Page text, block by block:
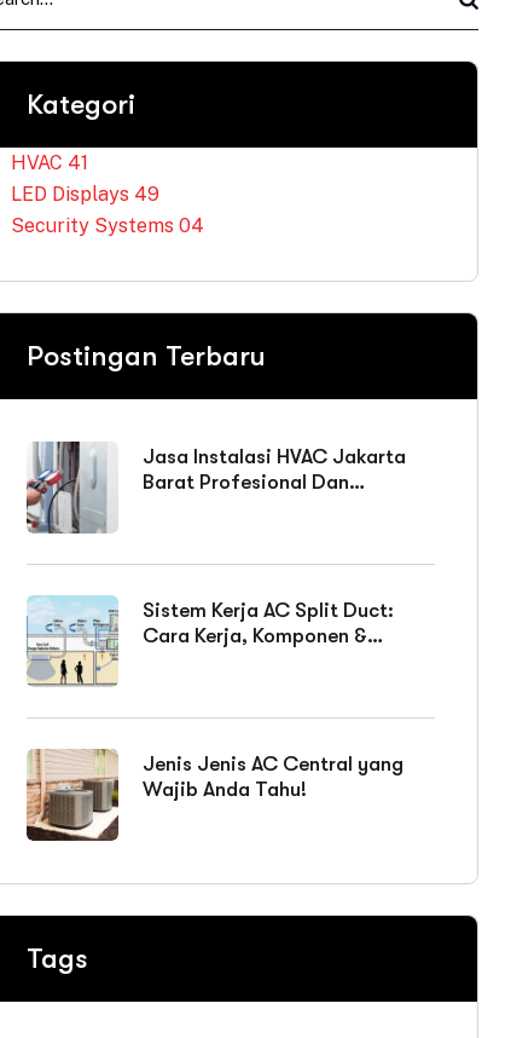
Kategori
HVAC 41
LED Displays 49
Security Systems 04
Postingan Terbaru
Jasa Instalasi HVAC Jakarta
Barat Profesional Dan
Sistem Kerja AC Split Duct:
Cara Kerja, Komponen &
Jenis Jenis AC Central yang
Wajib Anda Tahu!
Tags